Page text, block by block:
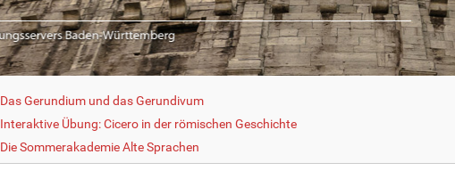
Das Gerundium und das Gerundivum
Interaktive Übung: Cicero in der römischen Geschichte
Die Sommerakademie Alte Sprachen